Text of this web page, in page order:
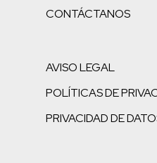
CONTÁCTANOS
AVISO LEGAL
POLÍTICAS DE
PRIVACIDAD DE